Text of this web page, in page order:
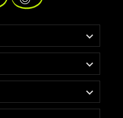


